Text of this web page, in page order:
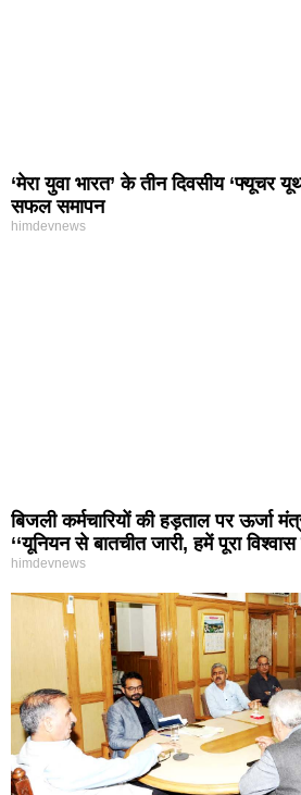
‘मेरा युवा भारत’ के तीन दिवसीय ‘फ्यूचर
सफल समापन
himdevnews
बिजली कर्मचारियों की हड़ताल पर ऊर्जा
‘‘यूनियन से बातचीत जारी, हमें पूरा
himdevnews